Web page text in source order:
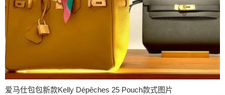
爱马仕包包新款Kelly Dépêches 25 Pouch款式图片